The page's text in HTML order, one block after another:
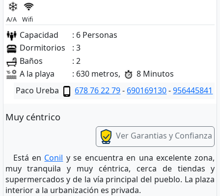
A/A Wifi
Capacidad
: 6 Personas
Dormitorios
: 3
Baños
: 2
A la playa
: 630 metros,
8 Minutos
Paco Ureba
678 76 22 79- 690169130-956445841
Muy céntrico
Ver Garantias y Confianza
Está en Conil y se encuentra en una excelente zona,
muy tranquila y muy céntrica, cerca de tiendas y
supermercados y de la vía principal del pueblo. La plaza
interior a la urbanización es privada.